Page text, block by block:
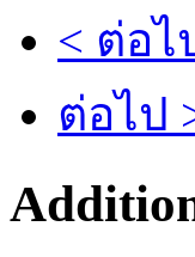
< ต่อไ
ต่อไป